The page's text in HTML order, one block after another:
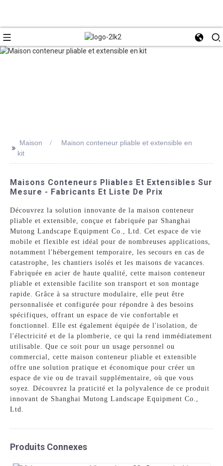
>> Maison
Maison conteneur pliable et extensible en
kit
Maisons Conteneurs Pliables Et Extensibles Sur
Mesure - Fabricants Et Liste De Prix
Découvrez la solution innovante de la maison conteneur
pliable et extensible, conçue et fabriquée par Shanghai
Mutong Landscape Equipment Co., Ltd. Cet espace de vie
mobile et flexible est idéal pour de nombreuses applications,
notamment l'hébergement temporaire, les secours en cas de
catastrophe, les chantiers isolés et les maisons de vacances.
Fabriquée en acier de haute qualité, cette maison conteneur
pliable et extensible facilite son transport et son montage
rapide. Grâce à sa structure modulaire, elle peut être
personnalisée et configurée pour répondre à des besoins
spécifiques, offrant un espace de vie confortable et
fonctionnel. Elle est également équipée de l'isolation, de
l'électricité et de la plomberie, ce qui la rend immédiatement
utilisable. Que ce soit pour un usage personnel ou
commercial, cette maison conteneur pliable et extensible
offre une solution pratique et économique pour créer un
espace de vie ou de travail supplémentaire, où que vous
soyez. Découvrez la praticité et la polyvalence de ce produit
innovant de Shanghai Mutong Landscape Equipment Co.,
Ltd.
Produits Connexes